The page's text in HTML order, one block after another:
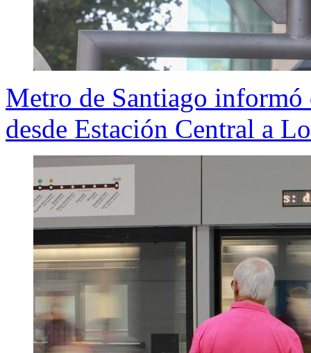
Metro de Santiago
desde Estación Central a